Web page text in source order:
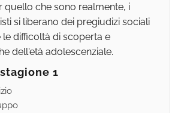
quello che sono realmente, i
si liberano dei pregiudizi sociali
difficoltà di scoperta e
dell'età adolescenziale.
1